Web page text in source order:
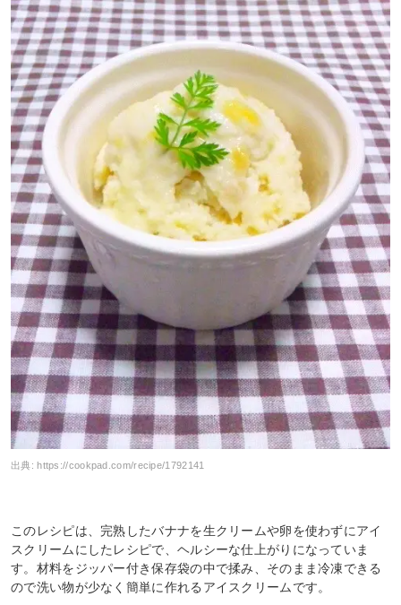
出典:https://cookpad.com/recipe/1792141
このレシピは、完熟したバナナを生クリームや卵を使わずにアイ
スクリームにしたレシピで、ヘルシーな仕上がりになっていま
す。材料をジッパー付き保存袋の中で揉み、そのまま冷凍できる
ので洗い物が少なく簡単に作れるアイスクリームです。